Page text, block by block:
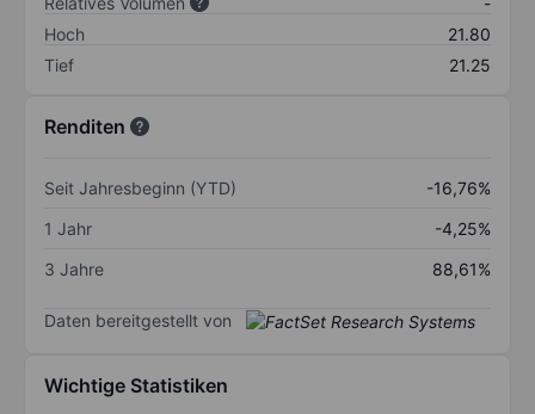
Hoch
21.80
Tief
21.25
Renditen
Seit Jahresbeginn (YTD)
-16,76%
1 Jahr
-4,25%
3 Jahre
88,61%
Daten bereitgestellt von
Wichtige Statistiken